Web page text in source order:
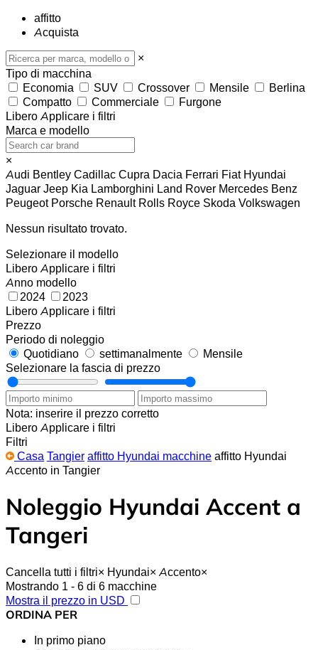
affitto
Acquista
×
Tipo di macchina
Economia
SUV Crossover Mensile
Berlina
Compatto
Commerciale
Furgone
Libero Applicare i filtri
Marca e modello
×
Audi Bentley Cadillac Cupra Dacia Ferrari Fiat Hyundai
Jaguar Jeep Kia Lamborghini Land Rover Mercedes Benz
Peugeot Porsche Renault Rolls Royce Skoda Volkswagen
Nessun risultato trovato.
Selezionare il modello
Libero Applicare i filtri
Anno modello
2024
2023
Libero Applicare i filtri
Prezzo
Periodo di noleggio
Quotidiano
settimanalmente
Mensile
Selezionare la fascia di prezzo
Nota: inserire il prezzo corretto
Libero Applicare i filtri
Filtri
Casa Tangier affitto Hyundai macchine affitto Hyundai
Accento in Tangier
Noleggio Hyundai Accent a
Tangeri
Cancella tutti i filtri× Hyundai× Accento×
Mostrando 1 - 6 di 6 macchine
Mostra il prezzo in USD
ORDINA PER
In primo piano